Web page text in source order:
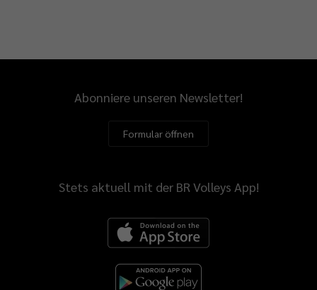
Abonniere unseren Newsletter!
Formular öffnen
Stets aktuell mit der BR Volleys App!